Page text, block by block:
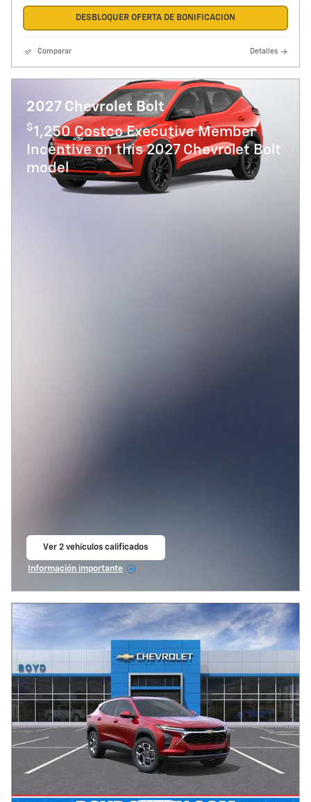
DESBLOQUER OFERTA DE BONIFICACION
Comparar Detalles
2027 Chevrolet Bolt
$1,250 Costco Executive Member
Incentive on this 2027 Chevrolet Bolt
model
Ver 2 vehículos calificados
Información importante